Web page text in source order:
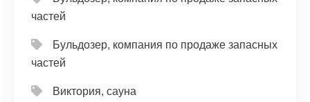
частей
Бульдозер, компания по продаже запасных
частей
Виктория, сауна